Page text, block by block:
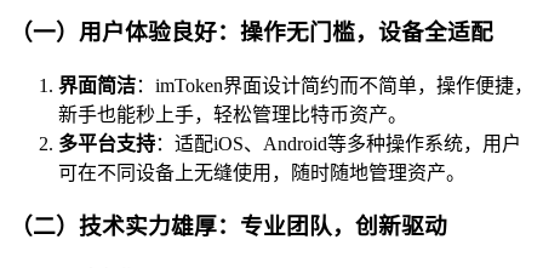
（一）用户体验良好：操作无门槛，设备全适配
界面简洁：imToken界面设计简约而不简单，操作便捷，
新手也能秒上手，轻松管理比特币资产。
多平台支持：适配iOS、Android等多种操作系统，用户
可在不同设备上无缝使用，随时随地管理资产。
（二）技术实力雄厚：专业团队，创新驱动